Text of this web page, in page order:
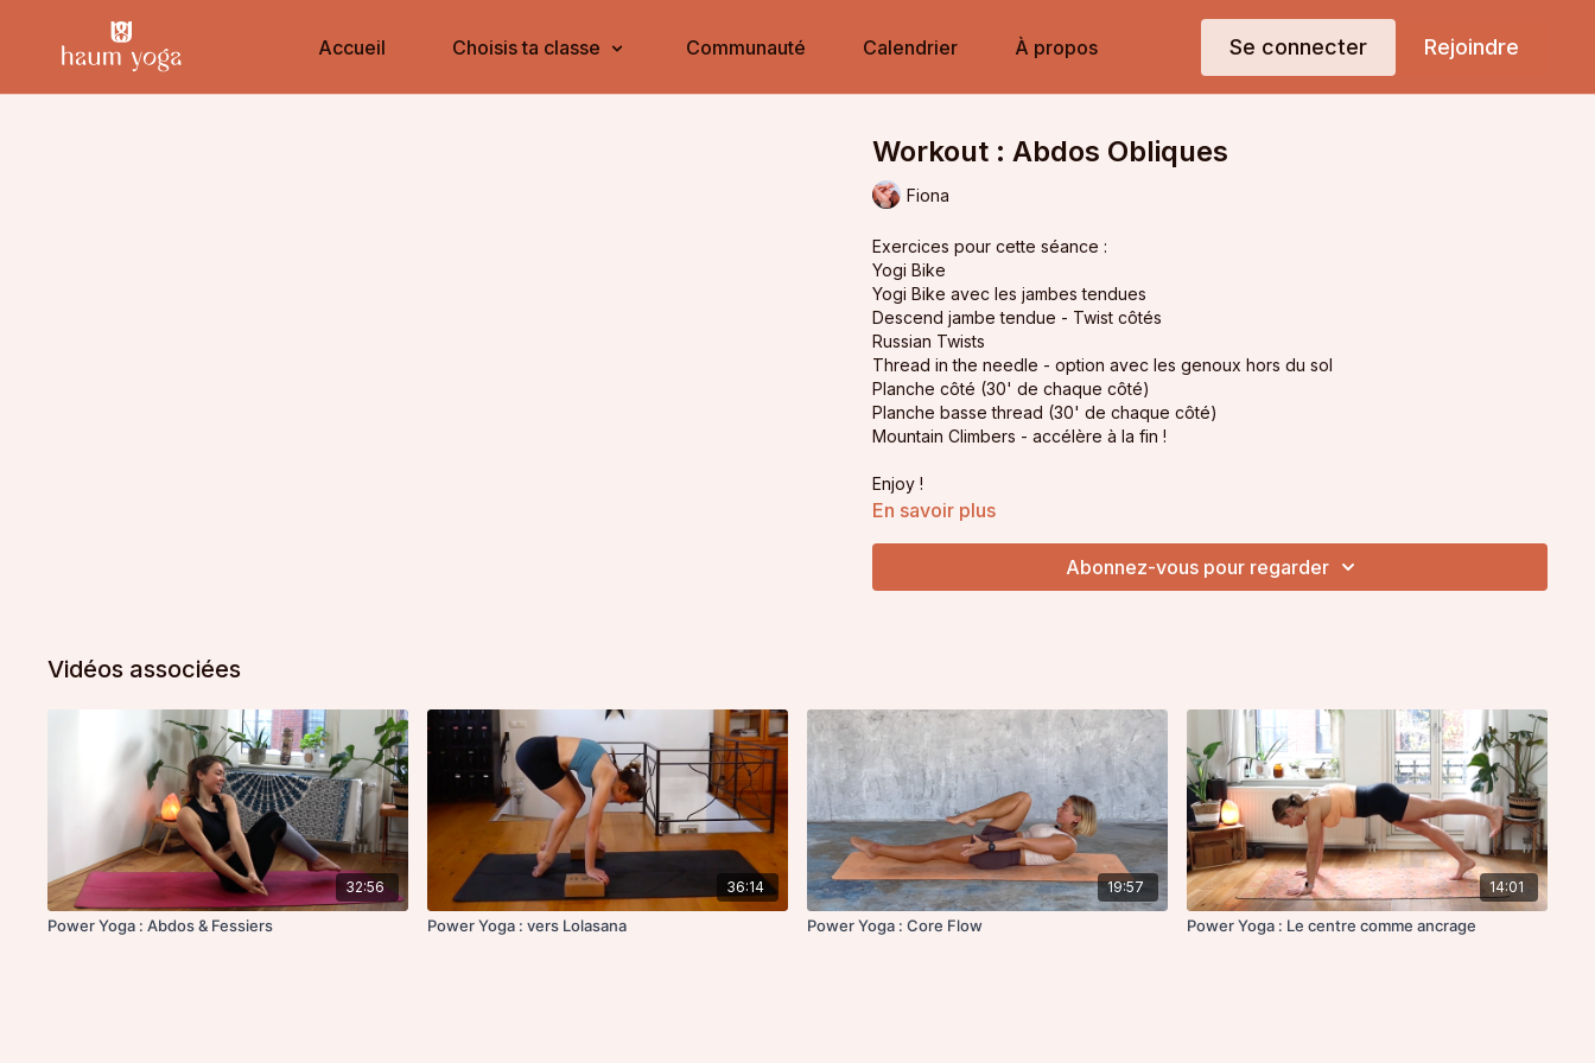
Accueil Choisis ta classe Communauté Calendrier À propos Se connecter Rejoindre
Workout : Abdos Obliques
Fiona
Exercices pour cette séance :
Yogi Bike
Yogi Bike avec les jambes tendues
Descend jambe tendue - Twist côtés
Russian Twists
Thread in the needle - option avec les genoux hors du sol
Planche côté (30' de chaque côté)
Planche basse thread (30' de chaque côté)
Mountain Climbers - accélère à la fin !
Enjoy !
En savoir plus
Abonnez-vous pour regarder
Vidéos associées
32:56
Power Yoga : Abdos & Fessiers
36:14
Power Yoga : vers Lolasana
19:57
Power Yoga : Core Flow
14:01
Power Yoga : Le centre comme ancrage